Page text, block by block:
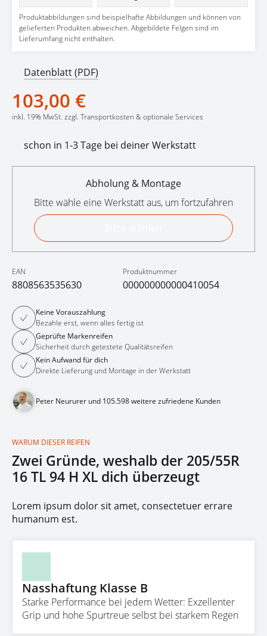
Produktabbildungen sind beispielhafte Abbildungen und können von
gelieferten Produkten abweichen. Abgebildete Felgen sind im
Lieferumfang nicht enthalten.
Datenblatt (PDF)
103,00 €
inkl. 19% MwSt. zzgl. Transportkosten & optionale Services
schon in 1-3 Tage bei deiner Werkstatt
Abholung & Montage
Bitte wähle eine Werkstatt aus, um fortzufahren
EAN
8808563535630
Produktnummer
000000000000410054
Keine Vorauszahlung
Bezahle erst, wenn alles fertig ist
Geprüfte Markenreifen
Sicherheit durch getestete Qualitätsreifen
Kein Aufwand für dich
Direkte Lieferung und Montage in der Werkstatt
Peter Neururer und 105.598 weitere zufriedene Kunden
WARUM DIESER REIFEN
Zwei Gründe, weshalb der 205/55R
16 TL 94 H XL dich überzeugt
Lorem ipsum dolor sit amet, consectetuer errare
humanum est.
Nasshaftung Klasse B
Starke Performance bei jedem Wetter: Exzellenter
Grip und hohe Spurtreue selbst bei starkem Regen